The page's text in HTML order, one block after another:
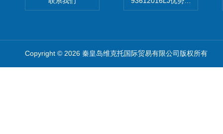
Copyright © 2026 秦皇岛维克托国际贸易有限公司版权所有